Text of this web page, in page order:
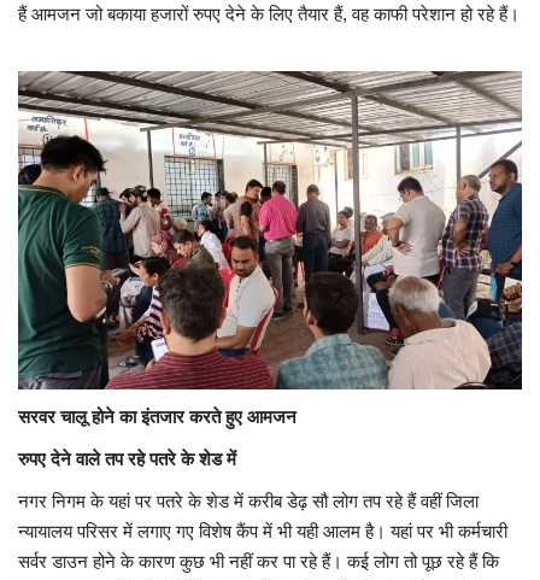
हैं आमजन जो बकाया हजारों रुपए देने के लिए तैयार हैं, वह काफी परेशान हो रहे हैं।
सरवर चालू होने का इंतजार करते हुए आमजन
रुपए देने वाले तप रहे पतरे के शेड में
नगर निगम के यहां पर पतरे के शेड में करीब डेढ़ सौ लोग तप रहे हैं वहीं जिला
न्यायालय परिसर में लगाए गए विशेष कैंप में भी यही आलम है। यहां पर भी कर्मचारी
सर्वर डाउन होने के कारण कुछ भी नहीं कर पा रहे हैं। कई लोग तो पूछ रहे हैं कि